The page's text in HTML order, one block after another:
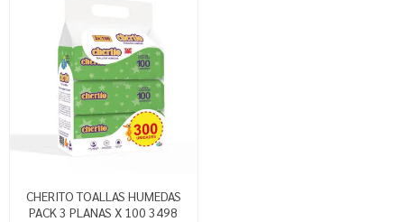
CHERITO TOALLAS HUMEDAS
PACK 3 PLANAS X 100 3498